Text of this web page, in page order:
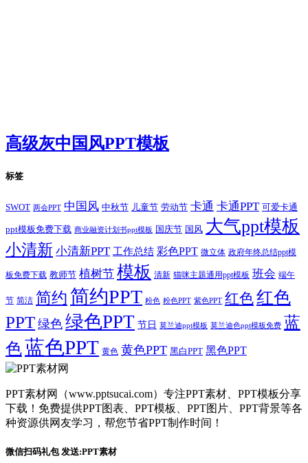
高级灰中国风PPT模板
标签
SWOT 两会PPT 中国风 中秋节 儿童节 劳动节 卡通 卡通PPT 可爱卡通
ppt模板免费下载 商业融资计划书ppt模板 国庆节 国风 大气ppt模板
小清新 小清新PPT 工作总结 彩色PPT 微立体 政府年终总结ppt模
板免费下载 教师节 植树节 模板 清新 猫咪主题通用ppt模板 班会 端午
节 简洁 简约 简约PPT 粉色 粉色PPT 紫色PPT 红色红色
PPT 绿色 绿色PPT 节日 莫兰迪ppt模板 莫兰迪色ppt模板免费 蓝
色蓝色PPT 黄色 黄色PPT 黑白PPT 黑色PPT
PPT素材网（www.pptsucai.com）专注PPT素材、PPT模板分享
下载！免费提供PPT图表、PPT模板、PPT图片、PPT背景等各
种资源供网友学习，帮您节省PPT制作时间！
微信扫码礼包 发送:PPT素材